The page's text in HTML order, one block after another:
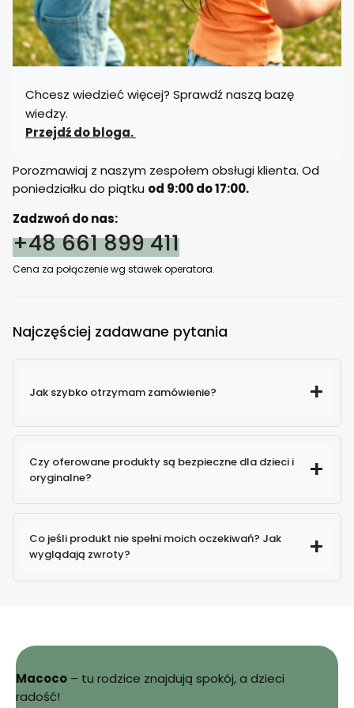
Chcesz wiedzieć więcej? Sprawdź naszą bazę
wiedzy.
Przejdź do bloga.
Porozmawiaj z naszym zespołem obsługi klienta. Od
poniedziałku do piątku od 9:00 do 17:00.
Zadzwoń do nas:
+48 661 899 411
Cena za połączenie wg stawek operatora.
Najczęściej zadawane pytania
Jak szybko otrzymam zamówienie?
Czy oferowane produkty są bezpieczne dla dzieci i
oryginalne?
100% oryginalne produkty
Co jeśli produkt nie spełni moich oczekiwań? Jak
wyglądają zwroty?
Sprawdź
szczegóły zwrotów i reklamacji
Macoco – tu rodzice znajdują spokój, a dzieci
radość!